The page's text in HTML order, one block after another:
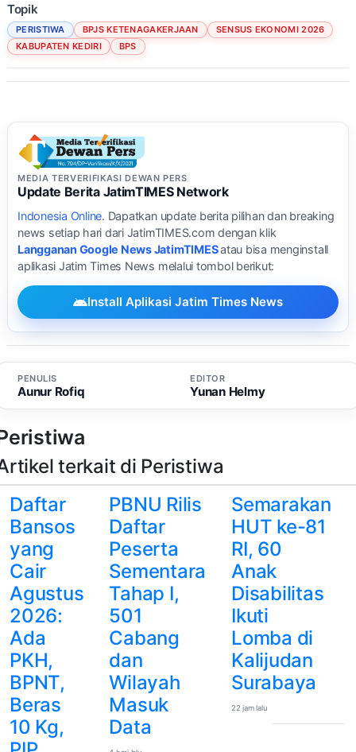
Topik
PERISTIWA BPJS KETENAGAKERJAAN
SENSUS EKONOMI 2026
KABUPATEN KEDIRI
BPS
MEDIA TERVERIFIKASI DEWAN PERS
Update Berita JatimTIMES Network
Indonesia Online. Dapatkan update berita pilihan dan breaking
news setiap hari dari JatimTIMES.com dengan klik
Langganan Google News JatimTIMESatau bisa menginstall
aplikasi Jatim Times News melalui tombol berikut:
Install Aplikasi Jatim Times News
PENULIS
Aunur Rofiq
EDITOR
Yunan Helmy
terkait di Peristiwa
Daftar
Bansos
yang
Cair
Agustus
2026:
Ada
PKH,
BPNT,
Beras
10 Kg,
PBNU Rilis
Daftar
Peserta
Sementara
Tahap I,
501
Cabang
dan
Wilayah
Masuk
Data
Semarakan
HUT ke-81
RI, 60
Anak
Disabilitas
Ikuti
Lomba di
Kalijudan
Surabaya
22 jam lalu